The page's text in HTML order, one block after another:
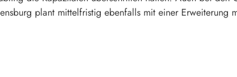
plant mittelfristig ebenfalls mit einer Erweiterung